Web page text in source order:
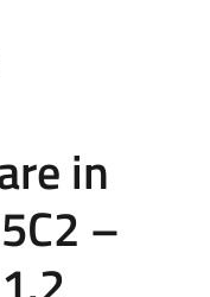
in
–